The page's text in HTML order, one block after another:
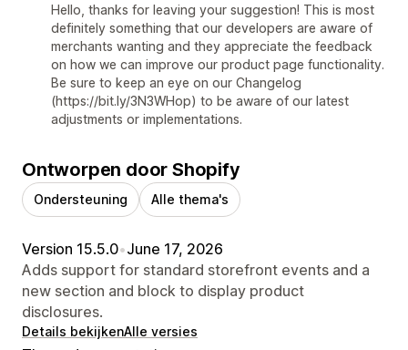
Hello, thanks for leaving your suggestion! This is most
definitely something that our developers are aware of
merchants wanting and they appreciate the feedback
on how we can improve our product page functionality.
Be sure to keep an eye on our Changelog
(https://bit.ly/3N3WHop) to be aware of our latest
adjustments or implementations.
Ontworpen door Shopify
Ondersteuning Alle thema's
Version 15.5.0•June 17, 2026
Adds support for standard storefront events and a
new section and block to display product
disclosures.
Details bekijkenAlle versies